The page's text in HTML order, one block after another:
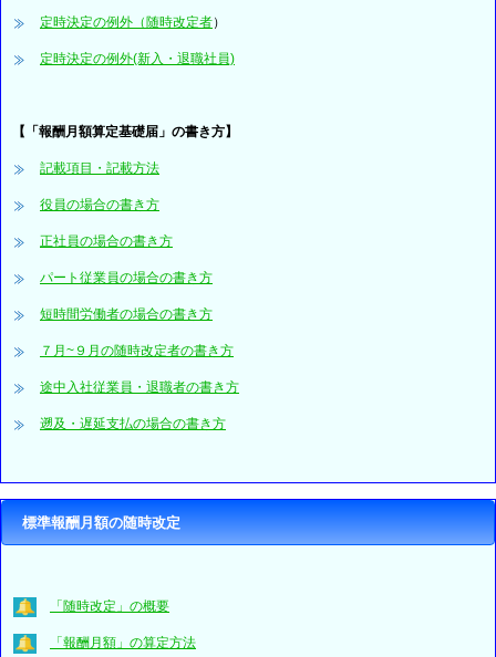
定時決定の例外（随時改定者）
定時決定の例外(新入・退職社員)
【「報酬月額算定基礎届」の書き方】
記載項目・記載方法
役員の場合の書き方
正社員の場合の書き方
パート従業員の場合の書き方
短時間労働者の場合の書き方
７月~９月の随時改定者の書き方
途中入社従業員・退職者の書き方
遡及・遅延支払の場合の書き方
標準報酬月額の随時改定
「随時改定」の概要
「報酬月額」の算定方法